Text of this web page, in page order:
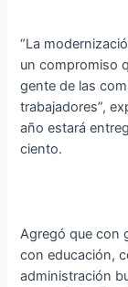
“La
un compromiso
gente de las
trabajadores”,
año estará
ciento.
Agregó que con
con educación,
administración